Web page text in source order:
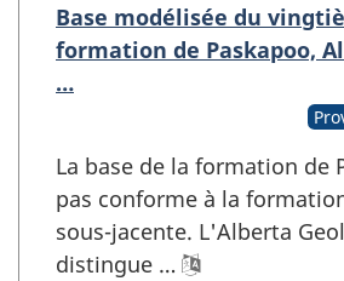
Base modélisée du
formation de Paskapoo,
…
La base de la formation de
pas conforme à la
sous-jacente. L'Alberta
distingue …